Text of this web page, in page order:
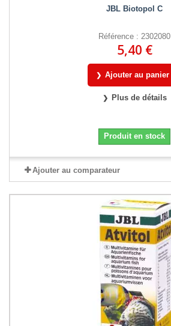
JBL Biotopol C
Référence : 2302080
5,40 €
Ajouter au panier
Plus de détails
Produit en stock
Ajouter au comparateur